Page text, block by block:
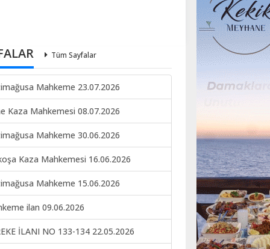
Tüm Sayfalar
Mahkeme 23.07.2026
Kaza Mahkemesi 08.07.2026
Mahkeme 30.06.2026
Kaza Mahkemesi 16.06.2026
Mahkeme 15.06.2026
ilan 09.06.2026
İLANI NO 133-134 22.05.2026